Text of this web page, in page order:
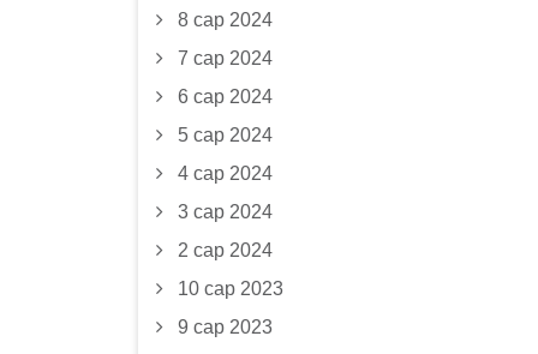
8 сар 2024
7 сар 2024
6 сар 2024
5 сар 2024
4 сар 2024
3 сар 2024
2 сар 2024
10 сар 2023
9 сар 2023